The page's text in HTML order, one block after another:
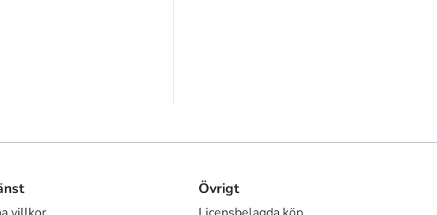
Övrigt